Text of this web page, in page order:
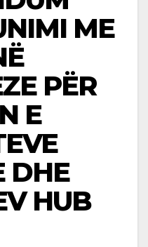
ME
PËR
E
DHE
HUB